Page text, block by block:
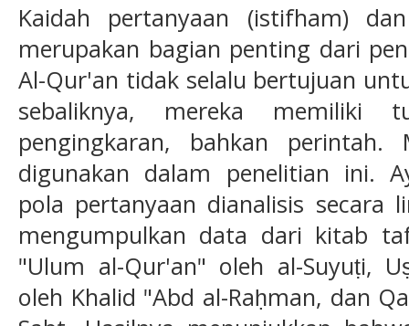
Kaidah pertanyaan (istifham)
merupakan bagian penting dari
Al-Qur'an tidak selalu bertujuan
sebaliknya, mereka memiliki
pengingkaran, bahkan
digunakan dalam penelitian ini.
pola pertanyaan dianalisis
mengumpulkan data dari kitab
"Ulum al-Qur'an" oleh al-Suyuṭi,
oleh Khalid "Abd al-Raḥman, dan